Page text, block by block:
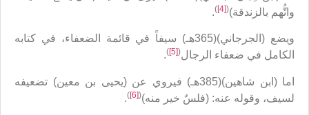
واتُّهم بالزندقة)(
[4]
)
.
ويضع (الجرجاني)(365هـ) سيفاً في قائمة الضعفاء، في كتابه
الكامل في ضعفاء الرجال(
[5]
)
.
اما (ابن شاهين)(385هـ) فيروي عن (يحيى بن معين) تضعيفه
لسيف، وقوله عنه: (فلسٌ خير منه)(
[6]
)
.